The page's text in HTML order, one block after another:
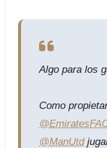
Algo para los
Como
@ManUtd